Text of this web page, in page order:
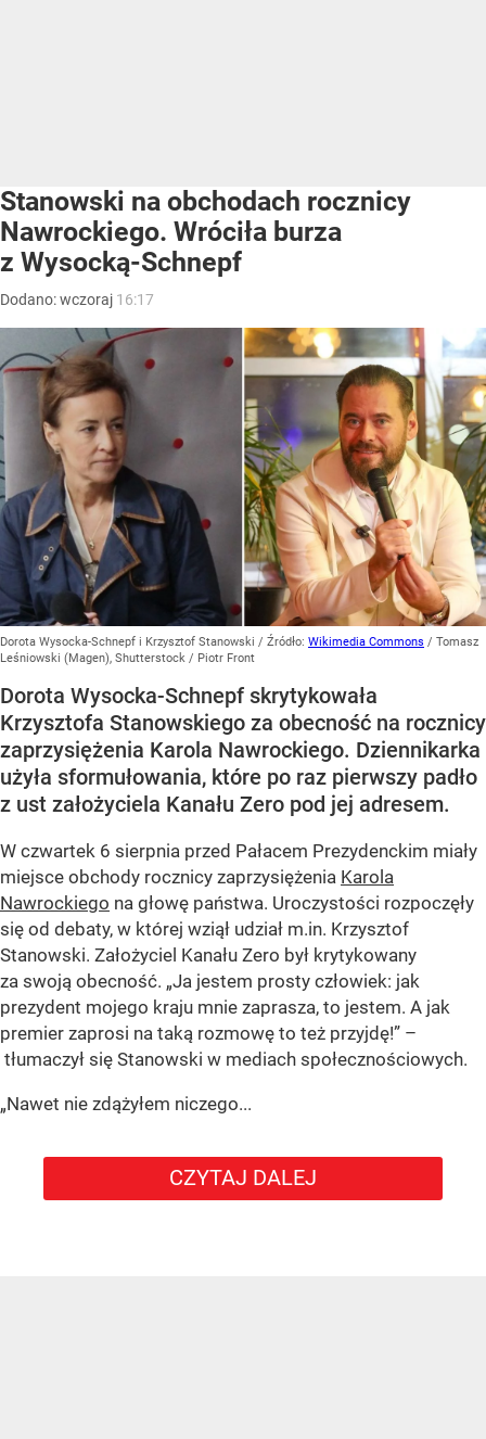
Stanowski na obchodach rocznicy
Nawrockiego. Wróciła burza
z Wysocką-Schnepf
Dodano:wczoraj 16:17
Dorota Wysocka-Schnepf i Krzysztof Stanowski / Źródło: Wikimedia Commons / Tomasz
Leśniowski (Magen), Shutterstock / Piotr Front
Dorota Wysocka-Schnepf skrytykowała
Krzysztofa Stanowskiego za obecność na rocznicy
zaprzysiężenia Karola Nawrockiego. Dziennikarka
użyła sformułowania, które po raz pierwszy padło
z ust założyciela Kanału Zero pod jej adresem.
W czwartek 6 sierpnia przed Pałacem Prezydenckim miały
miejsce obchody rocznicy zaprzysiężenia Karola
Nawrockiego na głowę państwa. Uroczystości rozpoczęły
się od debaty, w której wziął udział m.in. Krzysztof
Stanowski. Założyciel Kanału Zero był krytykowany
za swoją obecność. „Ja jestem prosty człowiek: jak
prezydent mojego kraju mnie zaprasza, to jestem. A jak
premier zaprosi na taką rozmowę to też przyjdę!” –
tłumaczył się Stanowski w mediach społecznościowych.
„Nawet nie zdążyłem niczego...
CZYTAJ DALEJ